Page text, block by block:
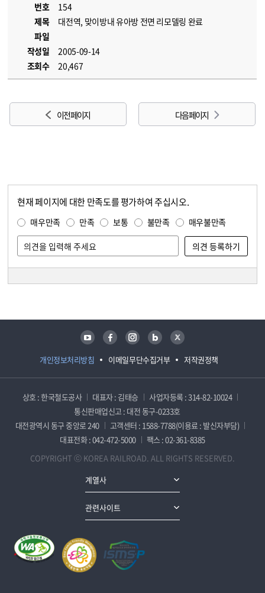
번호
154
제목
대전역, 맞이방내 유아방 전면 리모델링 완료
파일
작성일
2005-09-14
조회수
20,467
이전 페이지 다음 페이지
현재 페이지에 대한 만족도를 평가하여 주십시오.
매우만족 만족 보통 불만족 매우불만족
개인정보처리방침 이메일무단수집거부 저작권정책
유튜브 페이스북 인스타그램 블로그 트위터
상호 : 한국철도공사 대표자 : 김태승
사업자등록 : 314-82-10024
통신판매업신고 : 대전 동구-0233호
대전광역시 동구 중앙로 240
고객센터 : 1588-7788(이용료 : 발신자부담)
대표전화 : 042-472-5000
팩스 : 02-361-8385
COPYRIGHT ⓒ KOREA RAILROAD. ALL RIGHTS RESERVED.
계열사
관련사이트